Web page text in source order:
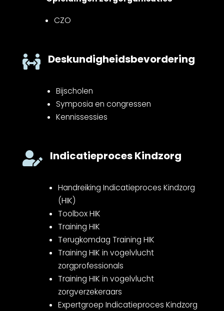
CZO
 Deskundigheidsbevordering
Bijscholen
Symposia en congressen
Kennissessies
 Indicatieproces Kindzorg
Handreiking Indicatieproces Kindzorg
(HIK)
Toolbox HIK
Training HIK
Terugkomdag Training HIK
Training HIK in vogelvlucht
zorgprofessionals
Training HIK in vogelvlucht
zorgverzekeraars
Expertgroep Indicatieproces Kindzorg